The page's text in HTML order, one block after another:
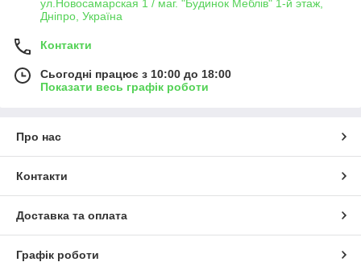
ул.Новосамарская 1 / маг. "Будинок Меблiв" 1-й этаж,
Дніпро, Україна
Контакти
Сьогодні працює з 10:00 до 18:00
Показати весь графік роботи
Про нас
Контакти
Доставка та оплата
Графік роботи